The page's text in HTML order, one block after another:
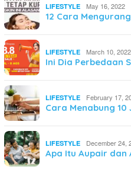
LIFESTYLE May 16, 2022
12 Cara
LIFESTYLE March 10, 2022
Ini Dia Perbedaan
LIFESTYLE February 17,
Cara Menabung
LIFESTYLE December 24,
Apa Itu Aupair dan